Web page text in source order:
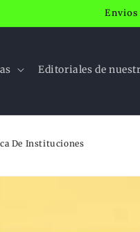
Editoriales de
De Instituciones